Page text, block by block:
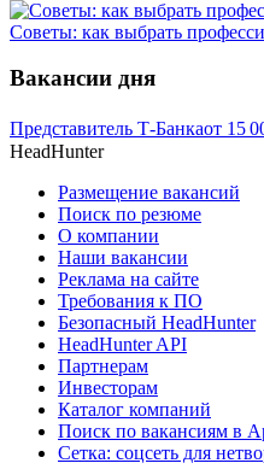
Советы: как выбрать
Вакансии дня
Представитель Т-Банкаот 15
HeadHunter
Размещение вакансий
Поиск по резюме
О компании
Наши вакансии
Реклама на сайте
Требования к ПО
Безопасный HeadHunter
HeadHunter API
Партнерам
Инвесторам
Каталог компаний
Поиск по вакансиям в
Сетка: соцсеть для